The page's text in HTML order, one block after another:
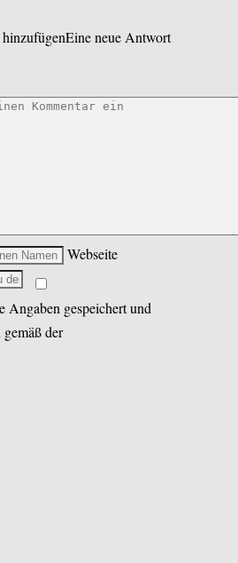
Eine neue Antwort
Webseite
Angaben gespeichert und
der